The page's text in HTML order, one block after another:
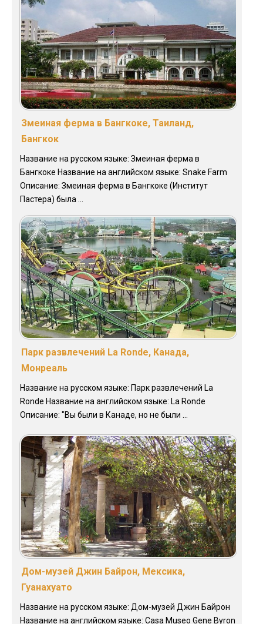
Змеиная ферма в Бангкоке, Таиланд,
Бангкок
Название на русском языке: Змеиная ферма в
Бангкоке Название на английском языке: Snake Farm
Описание: Змеиная ферма в Бангкоке (Институт
Пастера) была ...
Парк развлечений La Ronde, Канада,
Монреаль
Название на русском языке: Парк развлечений La
Ronde Название на английском языке: La Ronde
Описание: "Вы были в Канаде, но не были ...
Дом-музей Джин Байрон, Мексика,
Гуанахуато
Название на русском языке: Дом-музей Джин Байрон
Название на английском языке: Casa Museo Gene Byron